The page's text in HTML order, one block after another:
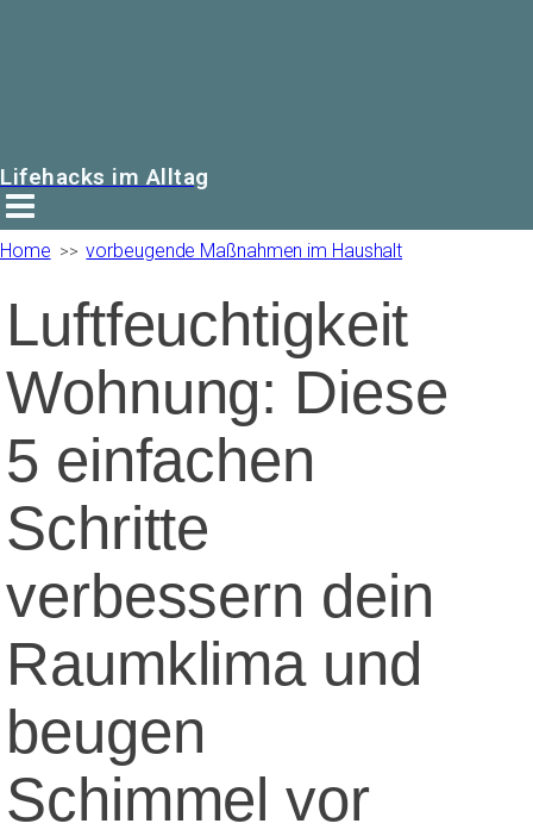
Lifehacks im Alltag
Home >> vorbeugende Maßnahmen im Haushalt
Luftfeuchtigkeit
Wohnung: Diese
5 einfachen
Schritte
verbessern dein
Raumklima und
beugen
Schimmel vor